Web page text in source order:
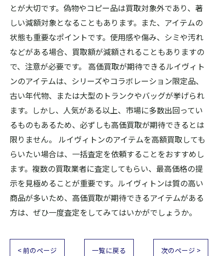
とが大切です。偽物やコピー品は買取対象外であり、著
しい減額対象となることもあります。また、アイテムの
状態も重要なポイントです。使用感や傷み、シミや汚れ
などがある場合、買取額が減額されることもありますの
で、注意が必要です。 高価買取が期待できるルイヴィト
ンのアイテムは、シリーズやコラボレーション限定品、
古い年代物、または大型のトランクやバッグが挙げられ
ます。しかし、人気がある以上、市場に多数出回ってい
るものもあるため、必ずしも高価買取が期待できるとは
限りません。 ルイヴィトンのアイテムを高額買取しても
らいたい場合は、一括査定を依頼することをおすすめし
ます。複数の買取業者に査定してもらい、最高価格の提
示を見極めることが重要です。ルイヴィトンは質の高い
商品が多いため、高価買取が期待できるアイテムがある
方は、ぜひ一度査定をしてみてはいかがでしょうか。
< 前のページ 一覧に戻る 次のページ >